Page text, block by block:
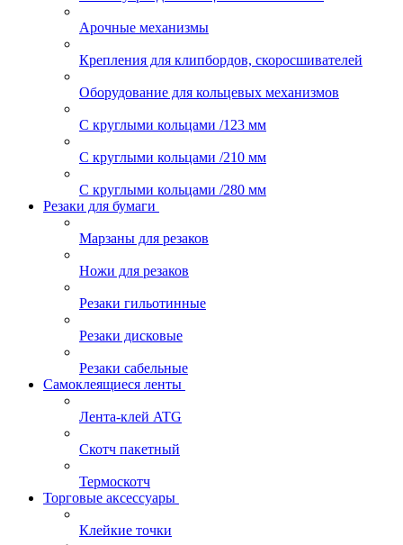
Арочные механизмы
Крепления для клипбордов, скоросшивателей
Оборудование для кольцевых механизмов
С круглыми кольцами /123 мм
С круглыми кольцами /210 мм
С круглыми кольцами /280 мм
Резаки для бумаги
Марзаны для резаков
Ножи для резаков
Резаки гильотинные
Резаки дисковые
Резаки сабельные
Самоклеящиеся ленты
Лента-клей ATG
Скотч пакетный
Термоскотч
Торговые аксессуары
Клейкие точки